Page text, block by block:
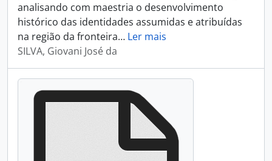
analisando com maestria o desenvolvimento
histórico das identidades assumidas e atribuídas
na região da fronteira… Ler mais
SILVA, Giovani José da